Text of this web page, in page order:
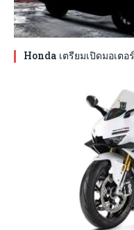
Honda เตรียมเปิดมอเต